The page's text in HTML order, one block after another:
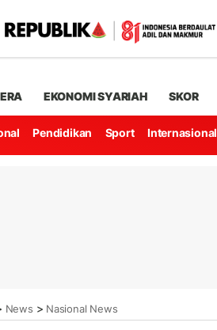
EKONOMI SYARIAH SKOR
Pendidikan Sport Internasional
News > Nasional News